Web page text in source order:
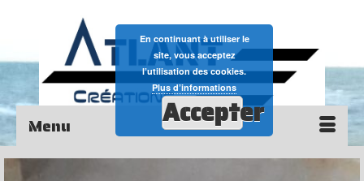
Menu
En continuant à utiliser le
site, vous acceptez
l’utilisation des cookies.
Plus d’informations
Accepter